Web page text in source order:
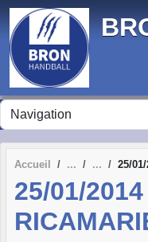
Accueil 25/
25/01/
Panneau de gestion des